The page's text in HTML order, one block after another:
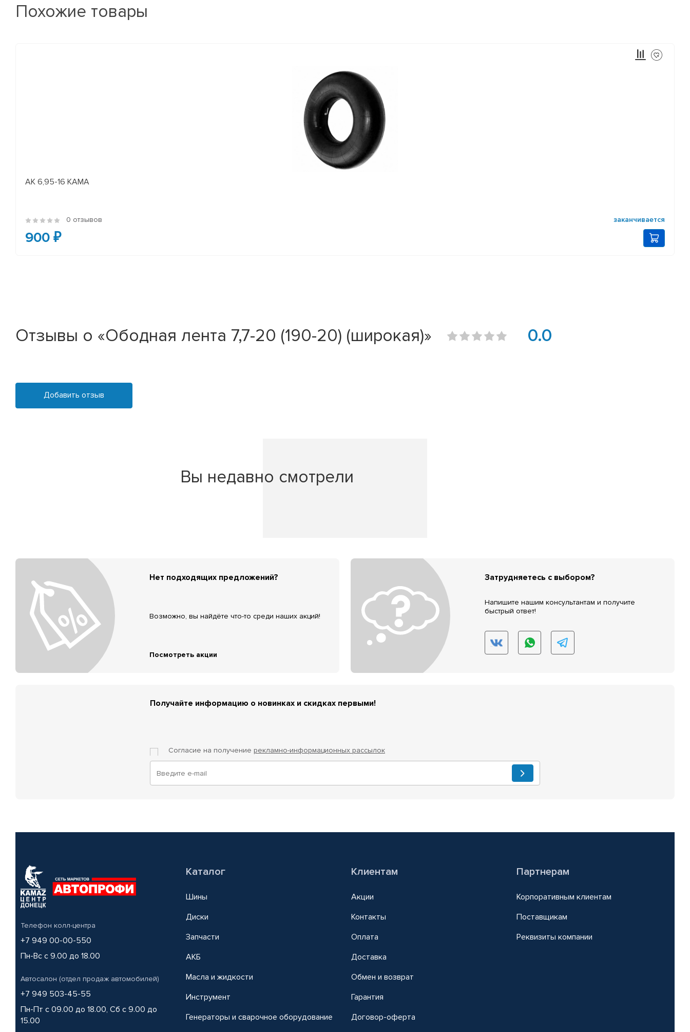
Похожие товары
АК 6,95-16 КАМА
0 отзывов заканчивается
900 ₽
Отзывы о «Ободная лента 7,7-20 (190-20) (широкая)» 0.0
Добавить отзыв
Вы недавно смотрели
Нет подходящих предложений?
Возможно, вы найдёте что-то среди наших акций!
Посмотреть акции
Затрудняетесь с выбором?
Напишите нашим консультантам и получите
быстрый ответ!
Получайте информацию о новинках и скидках первыми!
Согласие на получение рекламно-информационных рассылок
Телефон колл-центра
+7 949 00-00-550
Пн-Вс с 9.00 до 18.00
Автосалон (отдел продаж автомобилей)
+7 949 503-45-55
Пн-Пт с 09.00 до 18.00, Сб с 9.00 до
15.00
Каталог
Шины
Диски
Запчасти
АКБ
Масла и жидкости
Инструмент
Генераторы и сварочное оборудование
Клиентам
Акции
Контакты
Оплата
Доставка
Обмен и возврат
Гарантия
Договор-оферта
Партнерам
Корпоративным клиентам
Поставщикам
Реквизиты компании